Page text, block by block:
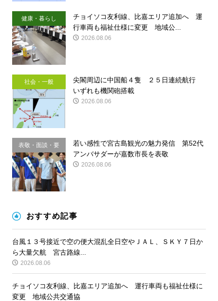
健康・暮らし
チョイソコ友利線、比嘉エリア追加へ 運
行車両も福祉仕様に変更 地域公...
2026.08.06
社会・一般
尖閣周辺に中国船４隻 ２５日連続航行
いずれも機関砲搭載
2026.08.06
表敬・面談・要
請
若い感性で宮古島観光の魅力発信 第52代
アンバサダーが嘉数市長を表敬
2026.08.06
おすすめ記事
台風１３号接近で空の便大混乱全日空やＪＡＬ、ＳＫＹ７日か
ら大量欠航 宮古路線...
2026.08.06
チョイソコ友利線、比嘉エリア追加へ 運行車両も福祉仕様に
変更 地域公共交通協